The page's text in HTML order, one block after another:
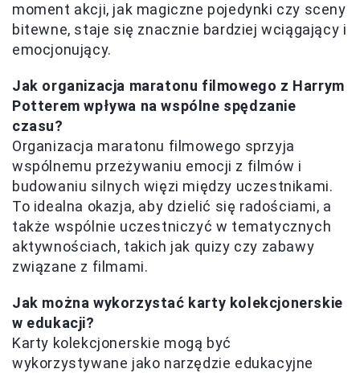
moment akcji, jak magiczne pojedynki czy sceny
bitewne, staje się znacznie bardziej wciągający i
emocjonujący.
Jak organizacja maratonu filmowego z Harrym
Potterem wpływa na wspólne spędzanie
czasu?
Organizacja maratonu filmowego sprzyja
wspólnemu przeżywaniu emocji z filmów i
budowaniu silnych więzi między uczestnikami.
To idealna okazja, aby dzielić się radościami, a
także wspólnie uczestniczyć w tematycznych
aktywnościach, takich jak quizy czy zabawy
związane z filmami.
Jak można wykorzystać karty kolekcjonerskie
w edukacji?
Karty kolekcjonerskie mogą być
wykorzystywane jako narzędzie edukacyjne